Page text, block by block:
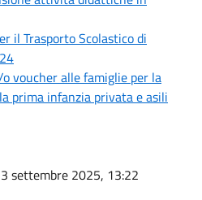
il Trasporto Scolastico di
voucher alle famiglie per la
prima infanzia privata e asili
settembre 2025, 13:22